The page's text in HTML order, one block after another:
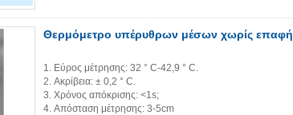
Θερμόμετρο υπέρυθρων μέσων χωρίς επαφή
1. Εύρος μέτρησης: 32 ° C-42,9 ° C.
2. Ακρίβεια: ± 0,2 ° C.
3. Χρόνος απόκρισης: <1s;
4. Απόσταση μέτρησης: 3-5cm